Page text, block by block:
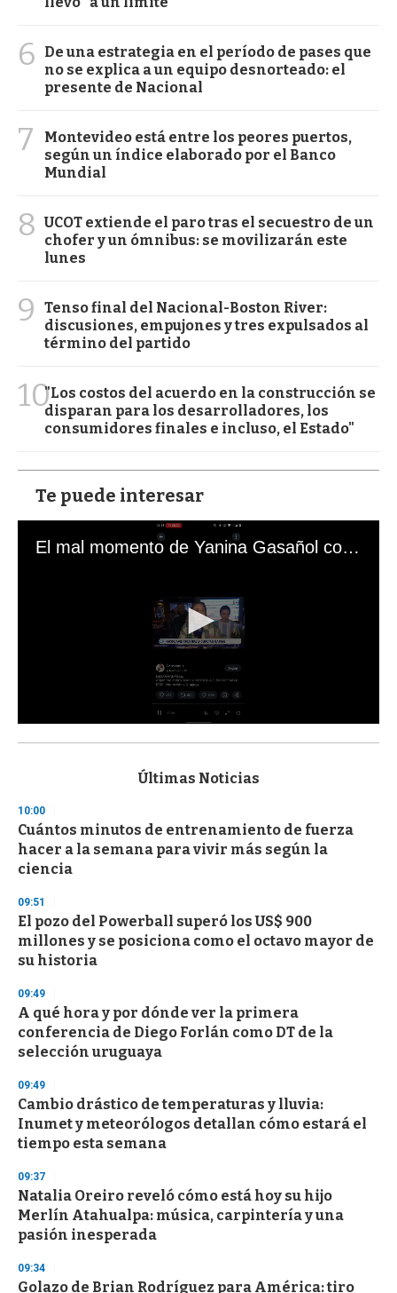
6
De una estrategia en el período de pases que
no se explica a un equipo desnorteado: el
presente de Nacional
7
Montevideo está entre los peores puertos,
según un índice elaborado por el Banco
Mundial
8 UCOT extiende el paro tras el secuestro de un
chofer y un ómnibus: se movilizarán este
lunes
9
Tenso final del Nacional-Boston River:
discusiones, empujones y tres expulsados al
término del partido
10"Los costos del acuerdo en la construcción se
disparan para los desarrolladores, los
consumidores finales e incluso, el Estado"
Te puede interesar
El mal momento de Yanina Gasañol con un hincha argentino en "Subrayado"
s
d
s
o
f
3
s
e
c
o
n
s
Últimas Noticias
10:00
Cuántos minutos de entrenamiento de fuerza
hacer a la semana para vivir más según la
ciencia
09:51
El pozo del Powerball superó los US$ 900
millones y se posiciona como el octavo mayor de
su historia
09:49
A qué hora y por dónde ver la primera
conferencia de Diego Forlán como DT de la
selección uruguaya
09:49
Cambio drástico de temperaturas y lluvia:
Inumet y meteorólogos detallan cómo estará el
tiempo esta semana
09:37
Natalia Oreiro reveló cómo está hoy su hijo
Merlín Atahualpa: música, carpintería y una
pasión inesperada
09:34
Golazo de Brian Rodríguez para América: tiro